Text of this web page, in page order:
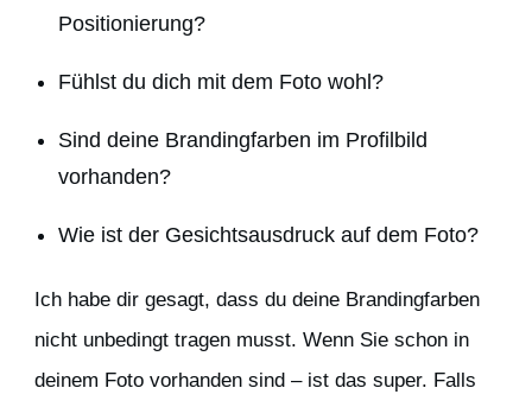
Positionierung?
Fühlst du dich mit dem Foto wohl?
Sind deine Brandingfarben im Profilbild
vorhanden?
Wie ist der Gesichtsausdruck auf dem Foto?
Ich habe dir gesagt, dass du deine Brandingfarben
nicht unbedingt tragen musst. Wenn Sie schon in
deinem Foto vorhanden sind – ist das super. Falls